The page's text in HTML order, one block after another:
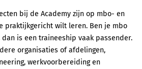
bij de Academy zijn op mbo- en
praktijkgericht wilt leren. Ben je mbo
is een traineeship vaak passender.
organisaties of afdelingen,
werkvoorbereiding en